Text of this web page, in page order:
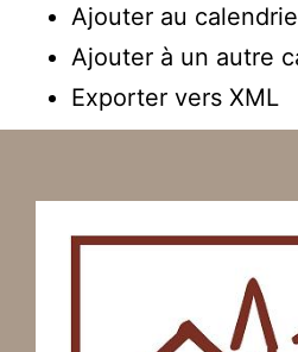
Ajouter au
Ajouter à un autre
Exporter vers XML